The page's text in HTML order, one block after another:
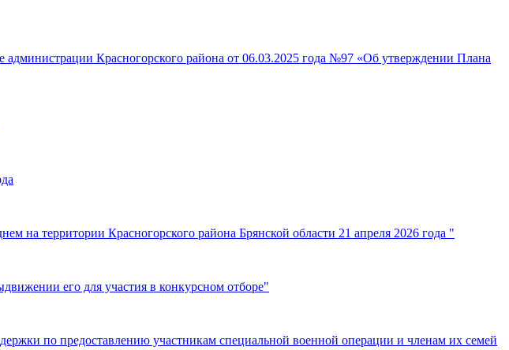
Красногорского района от 06.03.2025 года №97 «Об утверждении Плана
на территории Красногорского района Брянской области 21 апреля 2026 года "
его для участия в конкурсном отборе"
по предоставлению участникам специальной военной операции и членам их семей